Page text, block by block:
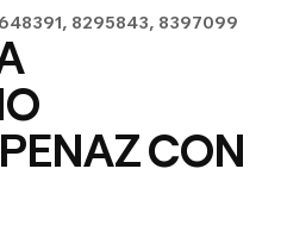
8295843, 8397099
CON